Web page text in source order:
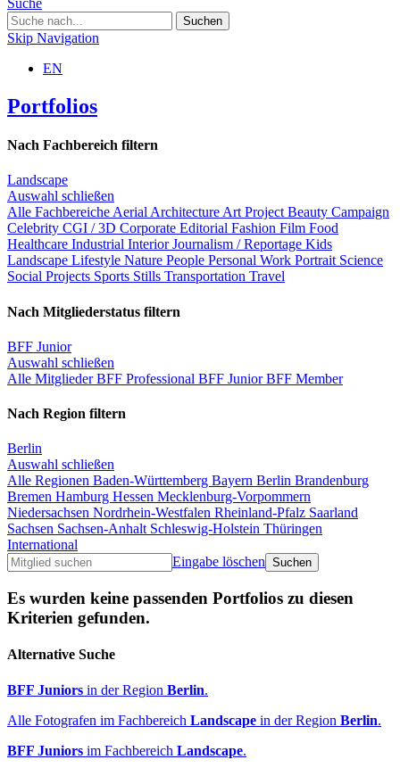
Skip Navigation
EN
Portfolios
Nach Fachbereich filtern
Landscape
Auswahl schließen
Alle Fachbereiche Aerial Architecture Art Project Beauty Campaign
Celebrity CGI / 3D Corporate Editorial Fashion Film Food
Healthcare Industrial InteriorJournalism / Reportage Kids
Landscape Lifestyle Nature People Personal Work Portrait Science
Social Projects Sports Stills Transportation Travel
Nach Mitgliederstatus filtern
BFF Junior
Auswahl schließen
Alle MitgliederBFF Professional BFF JuniorBFF Member
Nach Region filtern
Berlin
Auswahl schließen
Alle Regionen Baden-Württemberg Bayern Berlin Brandenburg
Bremen Hamburg Hessen Mecklenburg-Vorpommern
Niedersachsen Nordrhein-Westfalen Rheinland-Pfalz Saarland
Sachsen Sachsen-Anhalt Schleswig-Holstein Thüringen
International
Eingabe löschen
Es wurden keine passenden Portfolios zu diesen
Kriterien gefunden.
Alternative Suche
BFF Juniors in der Region Berlin.
Alle Fotografen im Fachbereich Landscape in der Region Berlin.
BFF Juniors im Fachbereich Landscape.